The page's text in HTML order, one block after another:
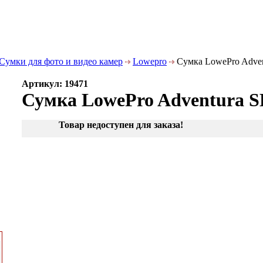
для фото и видео камер Lowepro Сумка LowePro
Артикул: 19471
Сумка LowePro Adventura
Товар недоступен для заказа!